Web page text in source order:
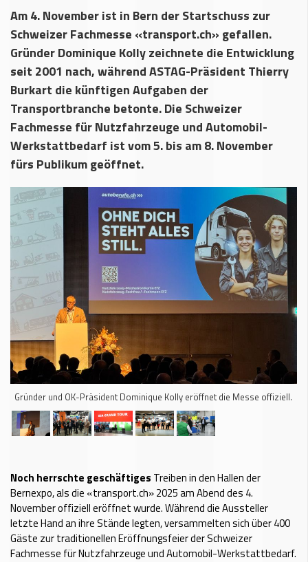
Am 4. November ist in Bern der Startschuss zur
Schweizer Fachmesse «transport.ch» gefallen.
Gründer Dominique Kolly zeichnete die Entwicklung
seit 2001 nach, während ASTAG-Präsident Thierry
Burkart die künftigen Aufgaben der
Transportbranche betonte. Die Schweizer
Fachmesse für Nutzfahrzeuge und Automobil-
Werkstattbedarf ist vom 5. bis am 8. November
fürs Publikum geöffnet.
Gründer und OK-Präsident Dominique Kolly eröffnet die Messe offiziell.
Noch herrschte geschäftiges Treiben in den Hallen der
Bernexpo, als die «transport.ch» 2025 am Abend des 4.
November offiziell eröffnet wurde. Während die Aussteller
letzte Hand an ihre Stände legten, versammelten sich über 400
Gäste zur traditionellen Eröffnungsfeier der Schweizer
Fachmesse für Nutzfahrzeuge und Automobil-Werkstattbedarf.